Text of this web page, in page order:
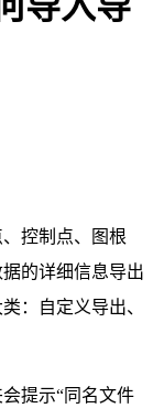
控制点、图根
的详细信息导出
：自定义导出、
提示“同名文件